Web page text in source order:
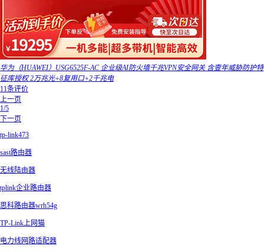
华为（HUAWEI）USG6525F-AC 企业级AI防火墙千兆VPN安全网关 含壹年威胁防护特
征库授权 2万兆光+8复用口+2千兆电
11条评价
上一页
1/5
下一页
tp-link473
sast路由器
无线陆由器
tplink企业路由器
思科路由器wrh54g
TP-Link上网猫
电力线网路适配器